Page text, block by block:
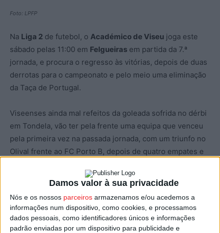
Damos valor à sua privacidade
Nós e os nossos parceiros armazenamos e/ou acedemos a
informações num dispositivo, como cookies, e processamos
dados pessoais, como identificadores únicos e informações
padrão enviadas por um dispositivo para publicidade e
Foto: LPFP
Na Liga 2 de futebol, o Académico de Viseu joga este
sábado pelas 11:00 em Felgueiras em partida da 7.ª
jornada, e procura o regresso às vitórias, depois de duas
derrotas para o campeonato e pelo meio uma eliminação
da Taça de Portugal.
Viseenses ainda mal refeitos da goleada sofrida no dérbi
em Tondela, vão ter pela frente uma equipa que venceu
pela primeira vez na passada jornada, com um triunfo no
Olival frente ao FC Porto B, depois de quatro empates e
Académico que entra nesta jornada 7 no 4.º lugar do
campeonato, com 10 pontos, enquanto o Felgueiras é 11.º
com sete.